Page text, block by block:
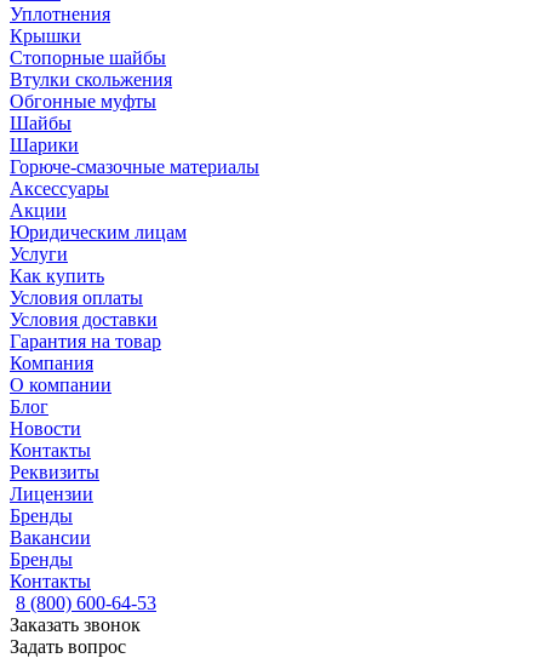
Уплотнения
Крышки
Стопорные шайбы
Втулки скольжения
Обгонные муфты
Шайбы
Шарики
Горюче-смазочные материалы
Аксессуары
Акции
Юридическим лицам
Услуги
Как купить
Условия оплаты
Условия доставки
Гарантия на товар
Компания
О компании
Блог
Новости
Контакты
Реквизиты
Лицензии
Бренды
Вакансии
Бренды
Контакты
8 (800) 600-64-53
Заказать звонок
Задать вопрос